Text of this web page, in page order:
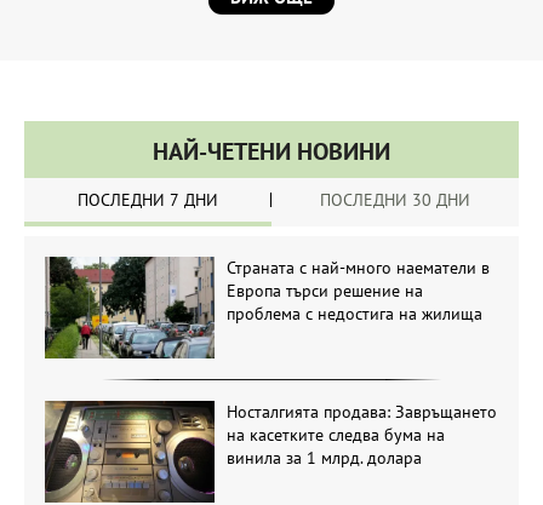
НАЙ-ЧЕТЕНИ НОВИНИ
ПОСЛЕДНИ 7 ДНИ ПОСЛЕДНИ 30 ДНИ
Страната с най-много наематели в
Европа търси решение на
проблема с недостига на жилища
Носталгията продава: Завръщането
на касетките следва бума на
винила за 1 млрд. долара